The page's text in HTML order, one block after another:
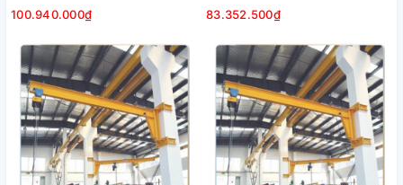
100.940.000₫ 83.352.500₫